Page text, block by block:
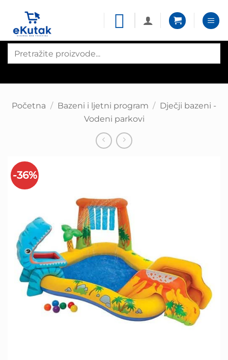
content
search
Početna / Bazeni i ljetni program / Dječji bazeni -
Vodeni parkovi
-36%